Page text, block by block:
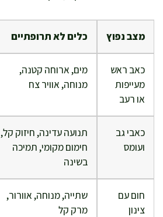
מצב נפוץ כלים לא תרופתיים
כאב ראש
מעייפות
או רעב
מים, ארוחה קטנה,
מנוחה, אוויר צח
כאבי גב
ועומס
תנועה עדינה, חיזוק קל,
חימום מקומי, תמיכה
בשינה
חום עם
צינון
שתייה, מנוחה, אוורור,
מרק קל